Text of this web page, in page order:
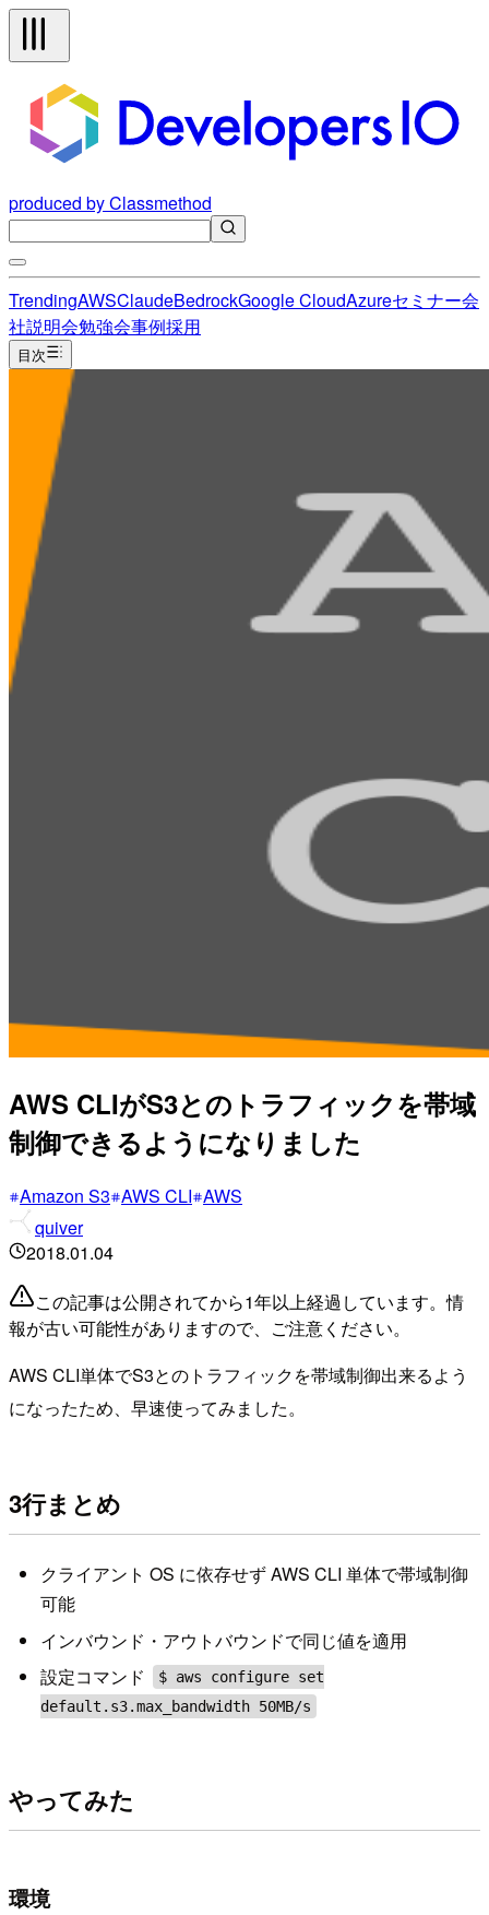
produced by Classmethod
TrendingAWSClaudeBedrockGoogle CloudAzureセミナー会
社説明会勉強会事例採用
目次
AWS CLIがS3とのトラフィックを帯域
制御できるようになりました
Amazon S3 AWS CLI AWS
quiver
2018.01.04
この記事は公開されてから1年以上経過しています。情
報が古い可能性がありますので、ご注意ください。
AWS CLI単体でS3とのトラフィックを帯域制御出来るよう
になったため、早速使ってみました。
3行まとめ
クライアント OS に依存せず AWS CLI 単体で帯域制御
可能
インバウンド・アウトバウンドで同じ値を適用
設定コマンド
$ aws configure set
default.s3.max_bandwidth 50MB/s
やってみた
環境